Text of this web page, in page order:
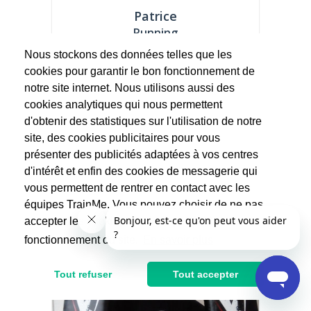
Patrice
Running
Coach Sport Santé : Ancien joueur de
Football amateur, j'ai laissé tomber mes
crampons pour...
65€ 32.5€
Après réduction d'impôts
Nous stockons des données telles que les
cookies pour garantir le bon fonctionnement de
notre site internet. Nous utilisons aussi des
cookies analytiques qui nous permettent
d'obtenir des statistiques sur l'utilisation de notre
site, des cookies publicitaires pour vous
présenter des publicités adaptées à vos centres
d'intérêt et enfin des cookies de messagerie qui
vous permettent de rentrer en contact avec les
équipes TrainMe. Vous pouvez choisir de ne pas
accepter les cookies non indispensables au
fonctionnement du site.
Tout refuser Tout accepter